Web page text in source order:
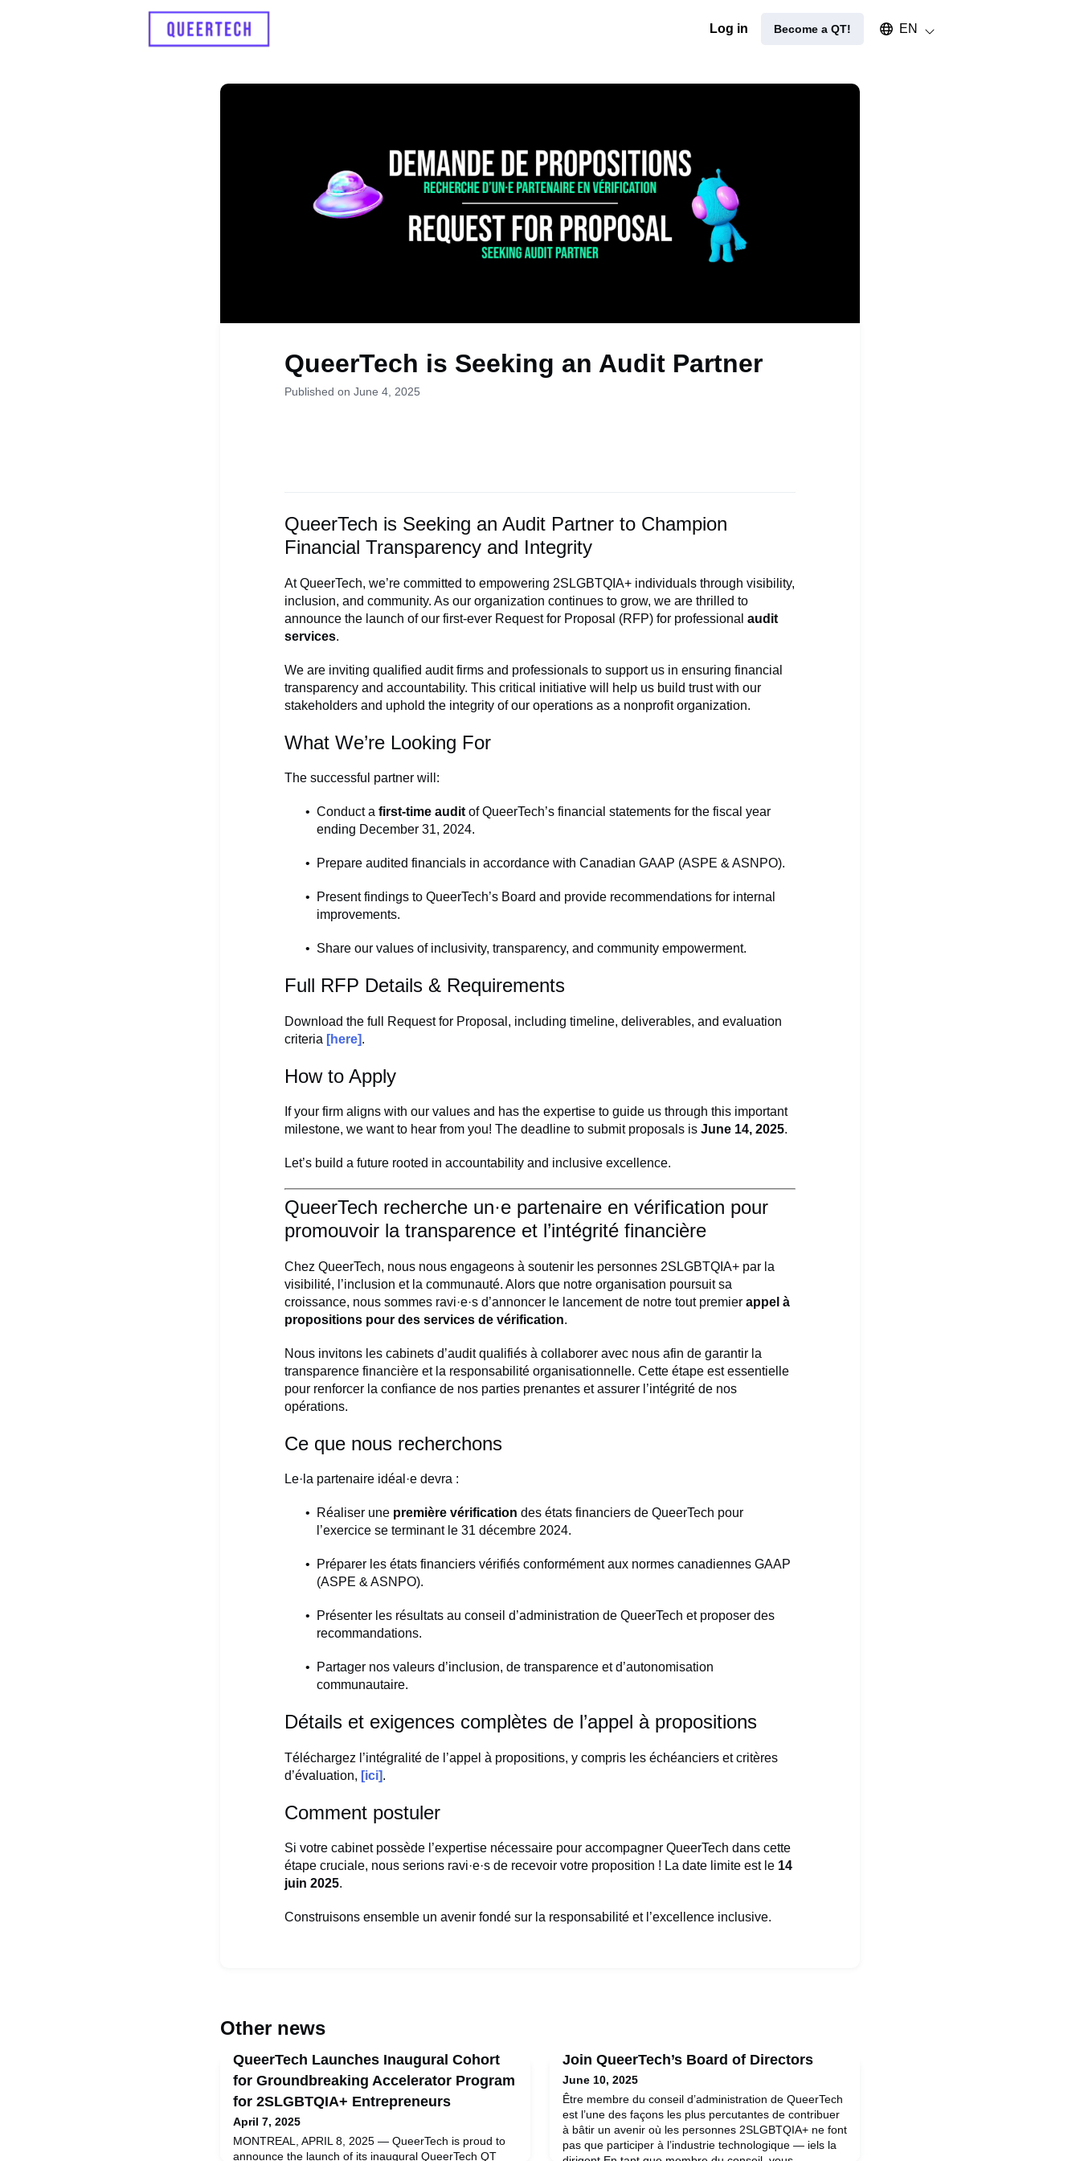
Support Us! Become A Partner
Log in Become a QT! Select an available language
EN
QueerTech is Seeking an Audit Partner
Published on June 4, 2025
QueerTech is Seeking an Audit Partner to Champion
Financial Transparency and Integrity
At QueerTech, we’re committed to empowering 2SLGBTQIA+ individuals through visibility,
inclusion, and community. As our organization continues to grow, we are thrilled to
announce the launch of our first-ever Request for Proposal (RFP) for professional audit
services.
We are inviting qualified audit firms and professionals to support us in ensuring financial
transparency and accountability. This critical initiative will help us build trust with our
stakeholders and uphold the integrity of our operations as a nonprofit organization.
What We’re Looking For
The successful partner will:
Conduct a first-time auditof QueerTech’s financial statements for the fiscal year
ending December 31, 2024.
Prepare audited financials in accordance with Canadian GAAP (ASPE & ASNPO).
Present findings to QueerTech’s Board and provide recommendations for internal
improvements.
Share our values of inclusivity, transparency, and community empowerment.
Full RFP Details & Requirements
Download the full Request for Proposal, including timeline, deliverables, and evaluation
criteria [here].
How to Apply
If your firm aligns with our values and has the expertise to guide us through this important
milestone, we want to hear from you! The deadline to submit proposals is June 14, 2025.
Let’s build a future rooted in accountability and inclusive excellence.
QueerTech recherche un·e partenaire en vérification pour
promouvoir la transparence et l’intégrité financière
Chez QueerTech, nous nous engageons à soutenir les personnes 2SLGBTQIA+ par la
visibilité, l’inclusion et la communauté. Alors que notre organisation poursuit sa
croissance, nous sommes ravi·e·s d’annoncer le lancement de notre tout premier appel à
propositions pour des services de vérification.
Nous invitons les cabinets d’audit qualifiés à collaborer avec nous afin de garantir la
transparence financière et la responsabilité organisationnelle. Cette étape est essentielle
pour renforcer la confiance de nos parties prenantes et assurer l’intégrité de nos
opérations.
Ce que nous recherchons
Le·la partenaire idéal·e devra :
Réaliser une première vérification des états financiers de QueerTech pour
l’exercice se terminant le 31 décembre 2024.
Préparer les états financiers vérifiés conformément aux normes canadiennes GAAP
(ASPE & ASNPO).
Présenter les résultats au conseil d’administration de QueerTech et proposer des
recommandations.
Partager nos valeurs d’inclusion, de transparence et d’autonomisation
communautaire.
Détails et exigences complètes de l’appel à propositions
Téléchargez l’intégralité de l’appel à propositions, y compris les échéanciers et critères
d’évaluation, [ici].
Comment postuler
Si votre cabinet possède l’expertise nécessaire pour accompagner QueerTech dans cette
étape cruciale, nous serions ravi·e·s de recevoir votre proposition ! La date limite est le 14
juin 2025.
Construisons ensemble un avenir fondé sur la responsabilité et l’excellence inclusive.
Other news
QueerTech Launches Inaugural Cohort
for Groundbreaking Accelerator Program
for 2SLGBTQIA+ Entrepreneurs
April 7, 2025
MONTREAL, APRIL 8, 2025 — QueerTech is proud to
announce the launch of its inaugural QueerTech QT
Join QueerTech’s Board of Directors
June 10, 2025
Être membre du conseil d’administration de QueerTech
est l’une des façons les plus percutantes de contribuer
à bâtir un avenir où les personnes 2SLGBTQIA+ ne font
pas que participer à l’industrie technologique — iels la